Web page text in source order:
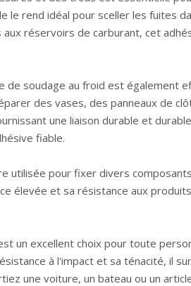
le rend idéal pour sceller les fuites
réservoirs de carburant, cet
de soudage au froid est également
des vases, des panneaux de
une liaison durable et
fiable.
utilisée pour fixer divers
élevée et sa résistance aux
un excellent choix pour toute
à l'impact et sa ténacité, il
une voiture, un bateau ou un